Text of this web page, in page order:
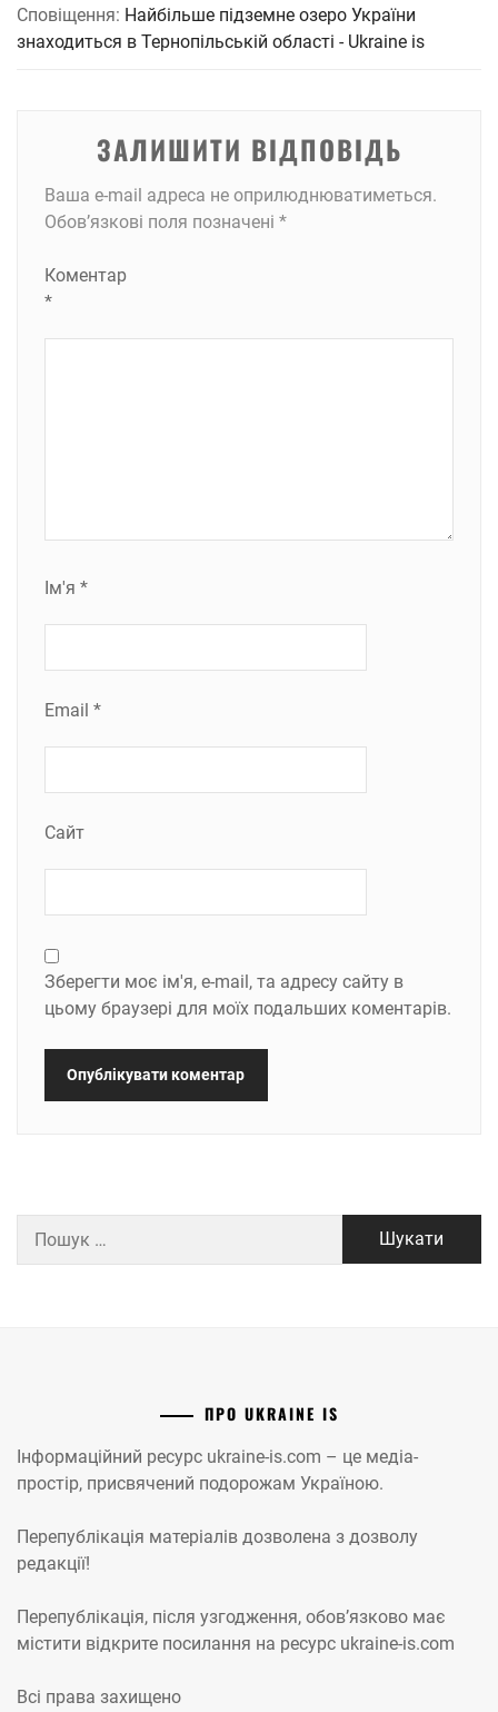
Сповіщення: Найбільше підземне озеро України
знаходиться в Тернопільській області - Ukraine is
ЗАЛИШИТИ ВІДПОВІДЬ
Ваша e-mail адреса не оприлюднюватиметься.
Обов’язкові поля позначені *
Коментар
*
Ім'я *
Email *
Сайт
Зберегти моє ім'я, e-mail, та адресу сайту в
цьому браузері для моїх подальших коментарів.
ПРО UKRAINE IS
Інформаційний ресурс ukraine-is.com – це медіа-
простір, присвячений подорожам Україною.
Перепублікація матеріалів дозволена з дозволу
редакції!
Перепублікація, після узгодження, обов’язково має
містити відкрите посилання на ресурс ukraine-is.com
Всі права захищено